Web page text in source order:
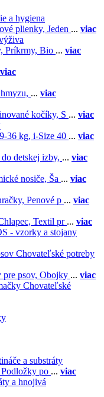
a hygiena
plienky, Jeden ... viac
Príkrmy, Bio ... viac
viac
... viac
kočíky, S ... viac
36 kg, i-Size 40 ... viac
detskej izby, ... viac
nosiče, Ša ... viac
Penové p ... viac
Textil pr ... viac
- vzorky a stojany
Chovateľské potreby
psov, Obojky ... viac
Chovateľské
a substráty
Podložky po ... viac
a hnojivá